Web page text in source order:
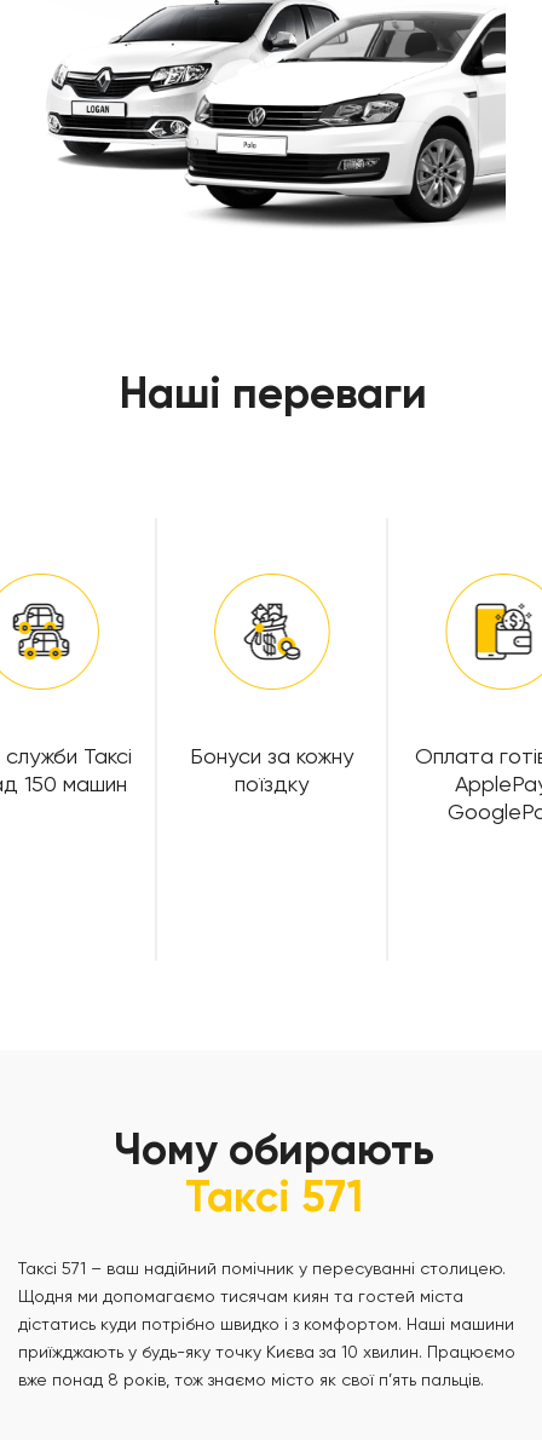
Наші переваги
Таксі
150 машин
Бонуси за кожну
поїздку
Оплата
Чому обирають
Таксі 571
Таксі 571 – ваш надійний помічник у пересуванні столицею.
Щодня ми допомагаємо тисячам киян та гостей міста
дістатись куди потрібно швидко і з комфортом. Наші машини
приїжджають у будь-яку точку Києва за 10 хвилин. Працюємо
вже понад 8 років, тож знаємо місто як свої п’ять пальців.